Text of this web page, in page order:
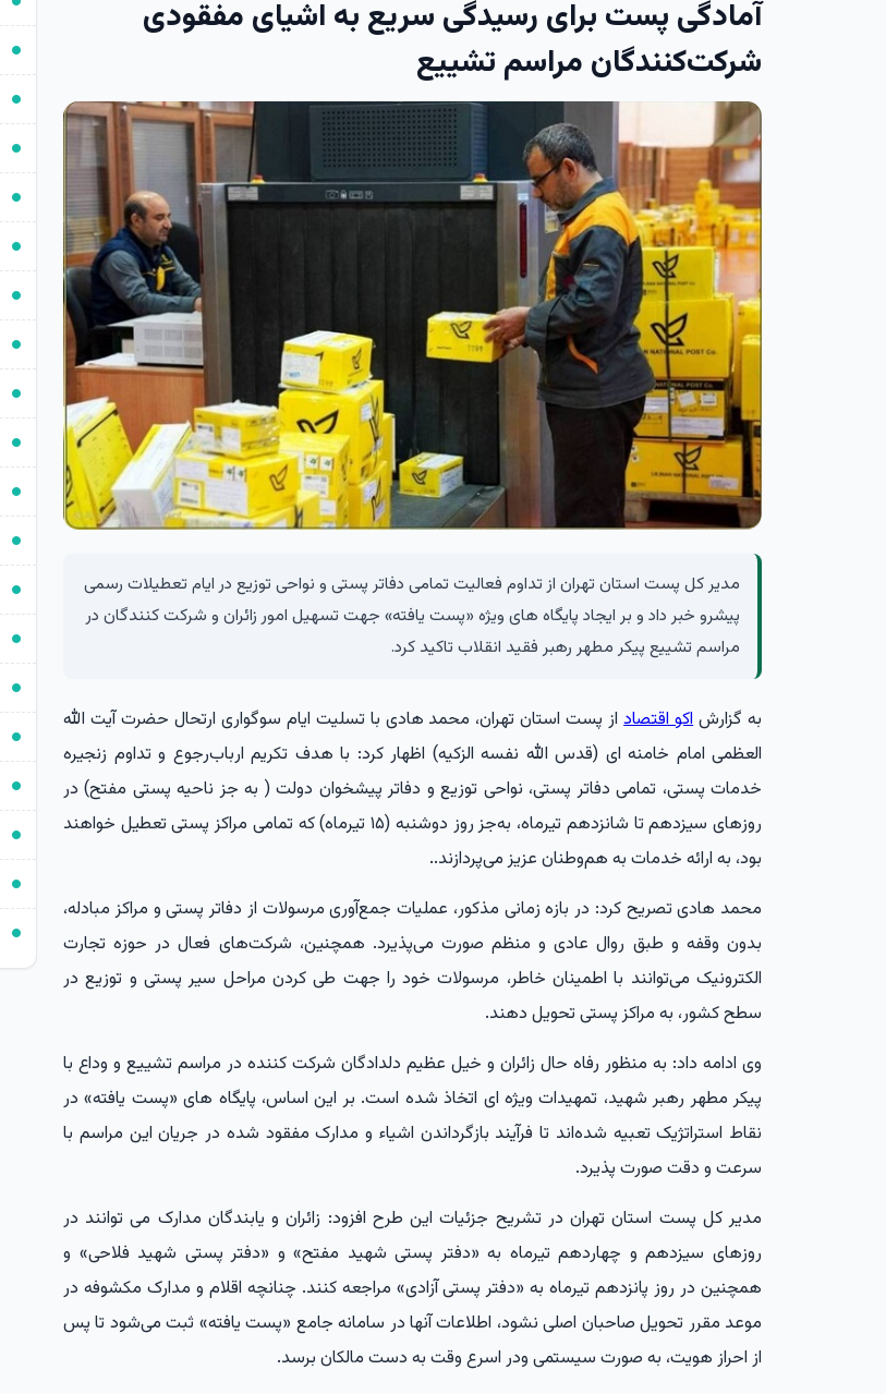
آمادگی پست برای رسیدگی سریع به اشیای مفقودی
شرکت‌کنندگان مراسم تشییع
مدیر کل پست استان تهران از تداوم فعالیت تمامی دفاتر پستی و نواحی توزیع در ایام تعطیلات رسمی
پیشرو خبر داد و بر ایجاد پایگاه های ویژه «پست یافته» جهت تسهیل امور زائران و شرکت کنندگان در
مراسم تشییع پیکر مطهر رهبر فقید انقلاب تاکید کرد.
به گزارشاکو اقتصاداز پست استان تهران، محمد هادی با تسلیت ایام سوگواری ارتحال حضرت آیت الله
العظمی امام خامنه ای (قدس الله نفسه الزکیه) اظهار کرد: با هدف تکریم ارباب‌رجوع و تداوم زنجیره
خدمات پستی، تمامی دفاتر پستی، نواحی توزیع و دفاتر پیشخوان دولت ( به جز ناحیه پستی مفتح) در
روزهای سیزدهم تا شانزدهم تیرماه، به‌جز روز دوشنبه (۱۵ تیرماه) که تمامی مراکز پستی تعطیل خواهند
بود، به ارائه خدمات به هم‌وطنان عزیز می‌پردازند..
محمد هادی تصریح کرد: در بازه زمانی مذکور، عملیات جمع‌آوری مرسولات از دفاتر پستی و مراکز مبادله،
بدون وقفه و طبق روال عادی و منظم صورت می‌پذیرد. همچنین، شرکت‌های فعال در حوزه تجارت
الکترونیک می‌توانند با اطمینان خاطر، مرسولات خود را جهت طی کردن مراحل سیر پستی و توزیع در
سطح کشور، به مراکز پستی تحویل دهند.
وی ادامه داد: به منظور رفاه حال زائران و خیل عظیم دلدادگان شرکت کننده در مراسم تشییع و وداع با
پیکر مطهر رهبر شهید، تمهیدات ویژه ای اتخاذ شده است. بر این اساس، پایگاه های «پست یافته» در
نقاط استراتژیک تعبیه شده‌اند تا فرآیند بازگرداندن اشیاء و مدارک مفقود شده در جریان این مراسم با
سرعت و دقت صورت پذیرد.
مدیر کل پست استان تهران در تشریح جزئیات این طرح افزود: زائران و یابندگان مدارک می توانند در
روزهای سیزدهم و چهاردهم تیرماه به «دفتر پستی شهید مفتح» و «دفتر پستی شهید فلاحی» و
همچنین در روز پانزدهم تیرماه به «دفتر پستی آزادی» مراجعه کنند. چنانچه اقلام و مدارک مکشوفه در
موعد مقرر تحویل صاحبان اصلی نشود، اطلاعات آنها در سامانه جامع «پست یافته» ثبت می‌شود تا پس
از احراز هویت، به صورت سیستمی ودر اسرع وقت به دست مالکان برسد.